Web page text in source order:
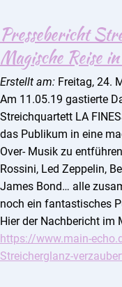
Pressebericht
Magische Reise
Erstellt am: Freitag, 24.
Am 11.05.19 gastierte
Streichquartett LA
das Publikum in eine
Over- Musik zu
Rossini, Led Zeppelin,
James Bond… alle
noch ein fantastisches
Hier der Nachbericht im
https://www.main-
Streicherglanz-